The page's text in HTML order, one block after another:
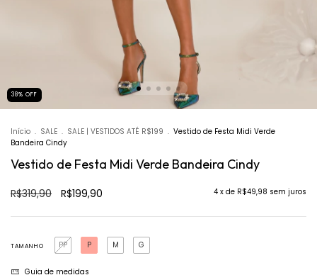
38% OFF
Início . SALE . SALE | VESTIDOS ATÉ R$199 . Vestido de Festa Midi Verde
Bandeira Cindy
Vestido de Festa Midi Verde Bandeira Cindy
R$319,90 R$199,90 4 x de R$49,98 sem juros
TAMANHO PP P M G
Guia de medidas